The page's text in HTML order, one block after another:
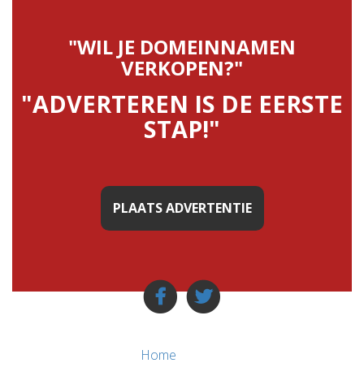
"WIL JE DOMEINNAMEN
VERKOPEN?"
"ADVERTEREN IS DE EERSTE
STAP!"
PLAATS ADVERTENTIE
Home